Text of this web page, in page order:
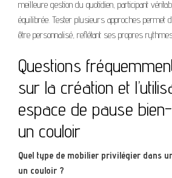
meilleure gestion du quotidien, participant
équilibrée. Tester plusieurs approches permet
être personnalisé, reflétant ses propres
Questions
sur la création et
espace de pause
un couloir
Quel type de mobilier privilégier dans
un couloir ?